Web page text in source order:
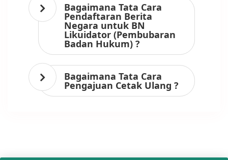
Bagaimana Tata Cara
Pendaftaran Berita
Negara untuk BN
Likuidator (Pembubaran
Badan Hukum) ?
Bagaimana Tata Cara
Pengajuan Cetak Ulang ?